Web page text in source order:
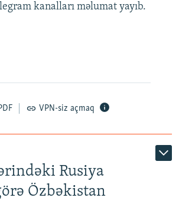
kanalları məlumat yayıb.
VPN-siz açmaq
Rusiya
Özbəkistan